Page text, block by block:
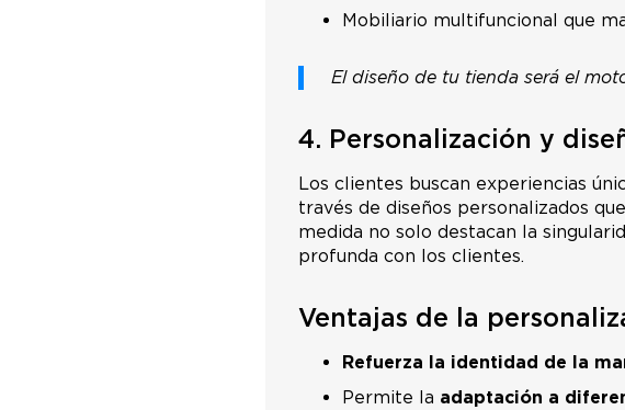
Mobiliario multifuncional que
El diseño de tu tienda será el
4. Personalización y
Los clientes buscan experiencias
través de diseños personalizados
medida no solo destacan la
profunda con los clientes.
Ventajas de la
Refuerza la identidad de la
Permite la adaptación a